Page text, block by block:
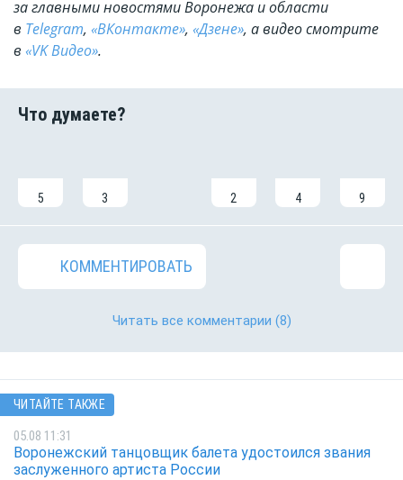
за главными новостями Воронежа и области
в Telegram, «ВКонтакте», «Дзене», а видео смотрите
в «VK Видео».
5 3 2 4 9
КОММЕНТИРОВАТЬ
Читать все комментарии (8)
ЧИТАЙТЕ ТАКЖЕ
05.08 11:31
Воронежский танцовщик балета удостоился звания
заслуженного артиста России